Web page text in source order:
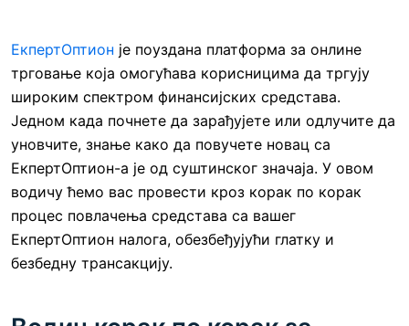
ЕкпертОптион је поуздана платформа за онлине
трговање која омогућава корисницима да тргују
широким спектром финансијских средстава.
Једном када почнете да зарађујете или одлучите да
уновчите, знање како да повучете новац са
ЕкпертОптион-а је од суштинског значаја. У овом
водичу ћемо вас провести кроз корак по корак
процес повлачења средстава са вашег
ЕкпертОптион налога, обезбеђујући глатку и
безбедну трансакцију.